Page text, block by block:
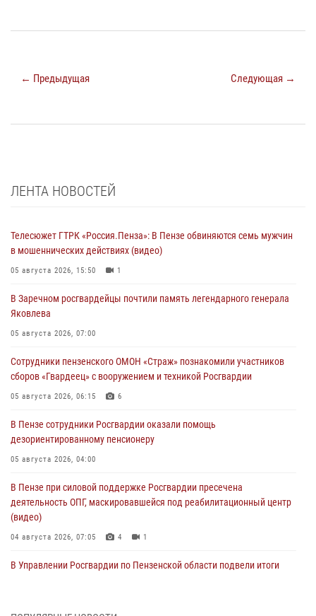
← Предыдущая Следующая →
ЛЕНТА НОВОСТЕЙ
Телесюжет ГТРК «Россия.Пенза»: В Пензе обвиняются семь мужчин
в мошеннических действиях (видео)
05 августа 2026, 15:50 1
В Заречном росгвардейцы почтили память легендарного генерала
Яковлева
05 августа 2026, 07:00
Сотрудники пензенского ОМОН «Страж» познакомили участников
сборов «Гвардеец» с вооружением и техникой Росгвардии
05 августа 2026, 06:15 6
В Пензе сотрудники Росгвардии оказали помощь
дезориентированному пенсионеру
05 августа 2026, 04:00
В Пензе при силовой поддержке Росгвардии пресечена
деятельность ОПГ, маскировавшейся под реабилитационный центр
(видео)
04 августа 2026, 07:05 4 1
В Управлении Росгвардии по Пензенской области подвели итоги